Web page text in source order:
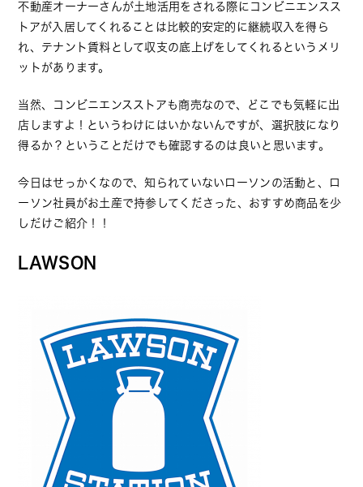
不動産オーナーさんが土地活用をされる際にコンビニエンスス
トアが入居してくれることは比較的安定的に継続収入を得ら
れ、テナント賃料として収支の底上げをしてくれるというメリ
ットがあります。
当然、コンビニエンスストアも商売なので、どこでも気軽に出
店しますよ！というわけにはいかないんですが、選択肢になり
得るか？ということだけでも確認するのは良いと思います。
今日はせっかくなので、知られていないローソンの活動と、ロ
ーソン社員がお土産で持参してくださった、おすすめ商品を少
しだけご紹介！！
LAWSON